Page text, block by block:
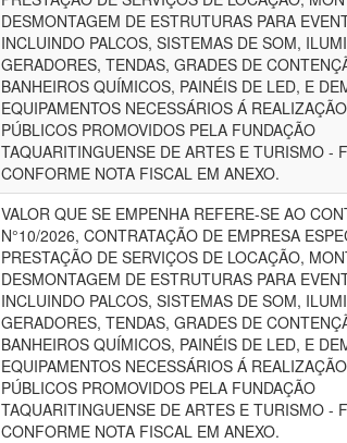
DESMONTAGEM DE ESTRUTURAS PARA
INCLUINDO PALCOS, SISTEMAS DE SOM,
GERADORES, TENDAS, GRADES DE
BANHEIROS QUÍMICOS, PAINÉIS DE LED, E
EQUIPAMENTOS NECESSÁRIOS Á
PÚBLICOS PROMOVIDOS PELA FUNDAÇÃO
TAQUARITINGUENSE DE ARTES E TURISMO -
CONFORME NOTA FISCAL EM ANEXO.
VALOR QUE SE EMPENHA REFERE-SE AO
N°10/2026, CONTRATAÇÃO DE EMPRESA
PRESTAÇÃO DE SERVIÇOS DE LOCAÇÃO,
DESMONTAGEM DE ESTRUTURAS PARA
INCLUINDO PALCOS, SISTEMAS DE SOM,
GERADORES, TENDAS, GRADES DE
BANHEIROS QUÍMICOS, PAINÉIS DE LED, E
EQUIPAMENTOS NECESSÁRIOS Á
PÚBLICOS PROMOVIDOS PELA FUNDAÇÃO
TAQUARITINGUENSE DE ARTES E TURISMO -
CONFORME NOTA FISCAL EM ANEXO.